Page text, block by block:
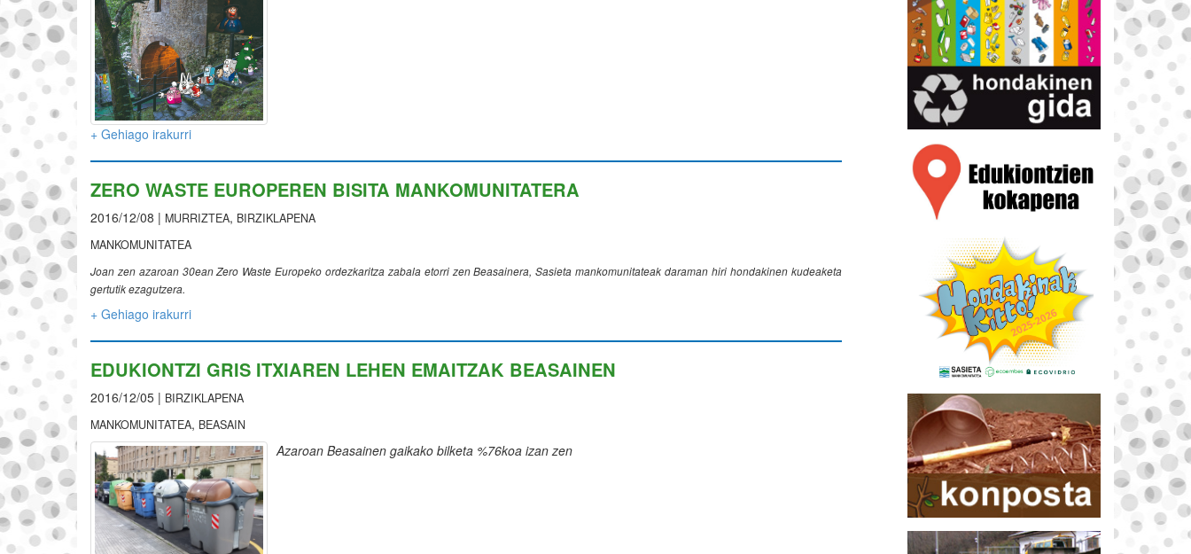
+ Gehiago irakurri
ZERO WASTE EUROPEREN BISITA MANKOMUNITATERA
2016/12/08 | MURRIZTEA, BIRZIKLAPENA
MANKOMUNITATEA
Joan zen azaroan 30ean Zero Waste Europeko ordezkaritza zabala etorri zen Beasainera, Sasieta mankomunitateak daraman hiri hondakinen kudeaketa
gertutik ezagutzera.
+ Gehiago irakurri
EDUKIONTZI GRIS ITXIAREN LEHEN EMAITZAK BEASAINEN
2016/12/05 | BIRZIKLAPENA
MANKOMUNITATEA, BEASAIN
Azaroan Beasainen gaikako bilketa %76koa izan zen